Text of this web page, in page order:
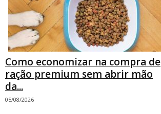
Como economizar na compra de
ração premium sem abrir mão
da...
05/08/2026